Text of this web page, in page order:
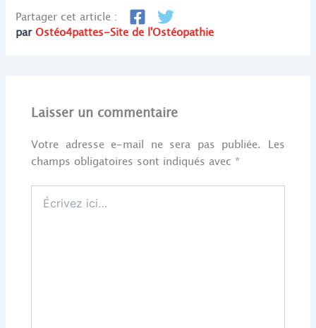
Partager cet article :
parOstéo4pattes-Site de l'Ostéopathie
Laisser un commentaire
Votre adresse e-mail ne sera pas publiée. Les
champs obligatoires sont indiqués avec *
ici…